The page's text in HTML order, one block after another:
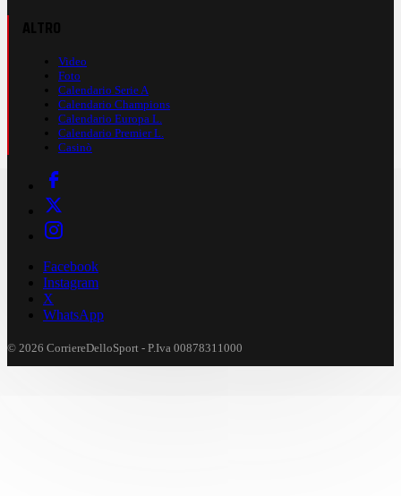
Video
Foto
Calendario Serie A
Calendario Champions
Calendario Europa L.
Calendario Premier L.
Casinò
Facebook
Instagram
X
WhatsApp
© 2026 CorriereDelloSport - P.Iva 00878311000